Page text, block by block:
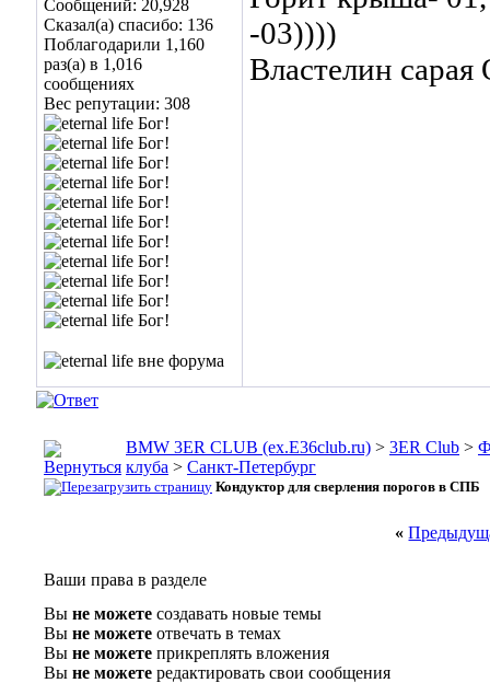
Сообщений: 20,928
Сказал(а) спасибо: 136
Поблагодарили 1,160
раз(а) в 1,016
сообщениях
Вес репутации: 308
-03))))
Властелин сарая
BMW 3ER CLUB (ex.E36club.ru) > 3ER Club >
клуба > Санкт-Петербург
Кондуктор для сверления порогов в СПБ
«
Ваши права в разделе
Вы не можете создавать новые темы
Вы не можете отвечать в темах
Вы не можете прикреплять вложения
Вы не можете редактировать свои сообщения